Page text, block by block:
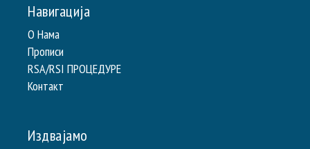
Навигација
О Нама
Прописи
RSA/RSI ПРОЦЕДУРЕ
Контакт
Издвајамо